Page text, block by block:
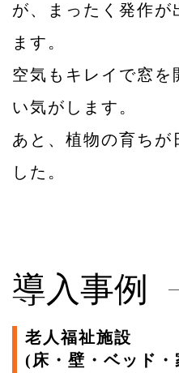
が、まったく発作が
ます。
空気もキレイで窓を
い気がします。
あと、植物の育ちが
した。
導入事例
老人福祉施設
(床・壁・ベッド